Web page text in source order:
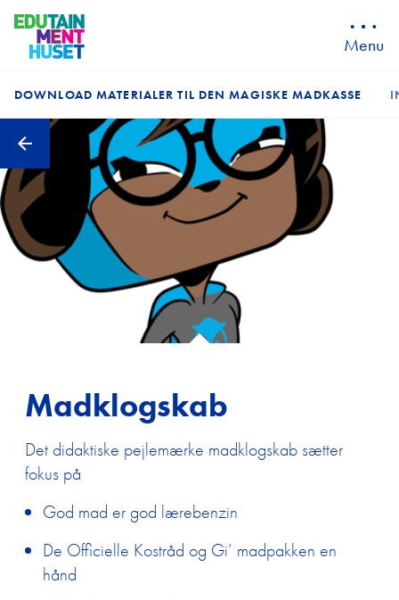
Menu
DOWNLOAD MATERIALER TIL DEN MAGISKE MADKASSE
Madklogskab
Det didaktiske pejlemærke madklogskab sætter
fokus på
God mad er god lærebenzin
De Officielle Kostråd og Gi’ madpakken en
hånd